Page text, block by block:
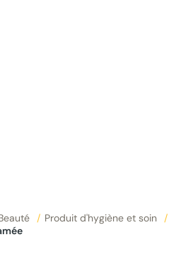
/ Produit d'hygiène et soin
/